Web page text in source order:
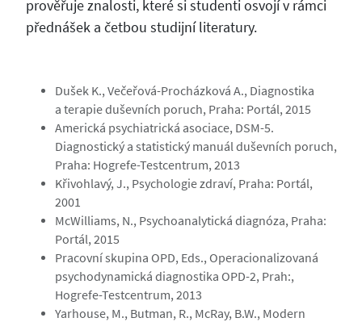
prověřuje znalosti, které si studenti osvojí v rámci
přednášek a četbou studijní literatury.
Dušek K., Večeřová-Procházková A., Diagnostika
a terapie duševních poruch, Praha: Portál, 2015
Americká psychiatrická asociace, DSM-5.
Diagnostický a statistický manuál duševních poruch,
Praha: Hogrefe-Testcentrum, 2013
Křivohlavý, J., Psychologie zdraví, Praha: Portál,
2001
McWilliams, N., Psychoanalytická diagnóza, Praha:
Portál, 2015
Pracovní skupina OPD, Eds., Operacionalizovaná
psychodynamická diagnostika OPD-2, Prah:,
Hogrefe-Testcentrum, 2013
Yarhouse, M., Butman, R., McRay, B.W., Modern